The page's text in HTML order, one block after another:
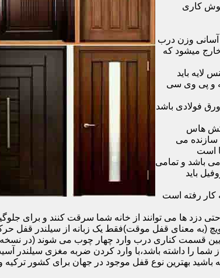
کاری
آسانی وزن درب
میشود که
لایه باید
و پی وی سی
فولادی باشد
هاس
سازنده می
است
باشد و تمامی
باید
کار رفته است
دزد ها می توانند از خانه شما سرقت کنند و برای
کار می کند که با قفل یک سویچ (به معنای قفل موقت)فقط یک زبانه از
را داشته باشد،با وارد کردن ضربه مغزی سیلندر
باشید بهترین نوع قفل موجود در جهان برای کشور